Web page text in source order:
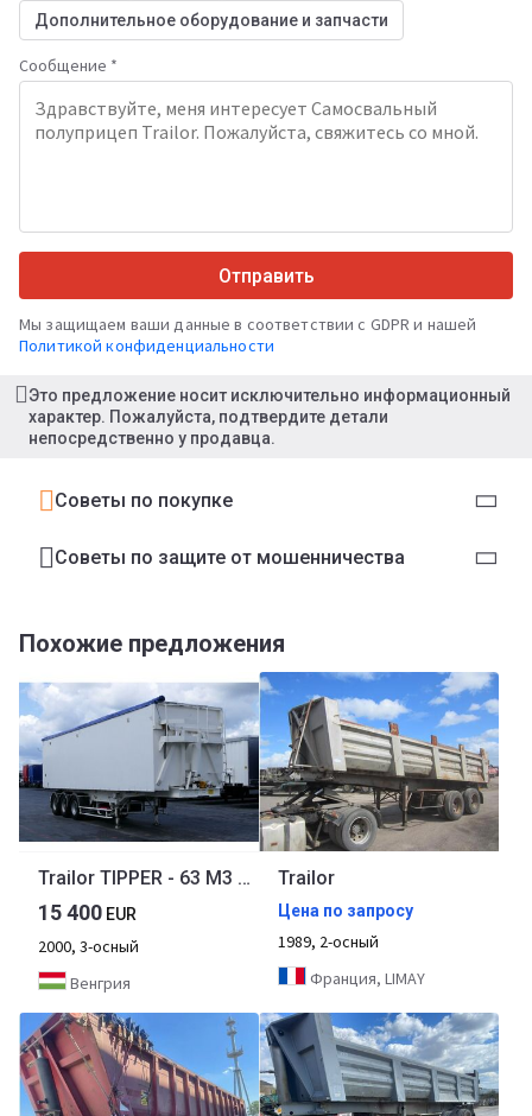
Дополнительное оборудование и запчасти
Сообщение *
Отправить
Мы защищаем ваши данные в соответствии с GDPR и нашей
Политикой конфиденциальности
Это предложение носит исключительно информационный
характер. Пожалуйста, подтвердите детали
непосредственно у продавца.
Советы по покупке
Советы по защите от мошенничества
Похожие предложения
Trailor TIPPER - 63 M3 / WHOLE ALUMINIUM /
15 400 EUR
2000, 3-осный
Венгрия
Trailor
Цена по запросу
1989, 2-осный
Франция, LIMAY